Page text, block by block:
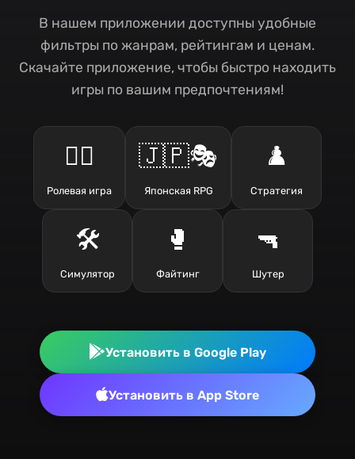
В нашем приложении доступны удобные
фильтры по жанрам, рейтингам и ценам.
Скачайте приложение, чтобы быстро находить
игры по вашим предпочтениям!
🧙‍♂️
Ролевая игра
🇯🇵🎭
Японская RPG
♟️
Стратегия
🛠️
Симулятор
🥊
Файтинг
🔫
Шутер
Установить в Google Play
Установить в App Store